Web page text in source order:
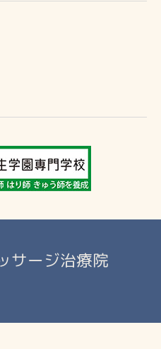
サージ治療院